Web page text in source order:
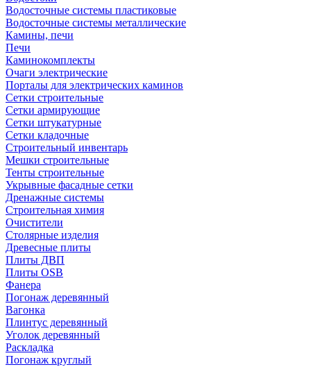
Водосточные системы пластиковые
Водосточные системы металлические
Камины, печи
Печи
Каминокомплекты
Очаги электрические
Порталы для электрических каминов
Сетки строительные
Сетки армирующие
Сетки штукатурные
Сетки кладочные
Строительный инвентарь
Мешки строительные
Тенты строительные
Укрывные фасадные сетки
Дренажные системы
Строительная химия
Очистители
Столярные изделия
Древесные плиты
Плиты ДВП
Плиты OSB
Фанера
Погонаж деревянный
Вагонка
Плинтус деревянный
Уголок деревянный
Раскладка
Погонаж круглый